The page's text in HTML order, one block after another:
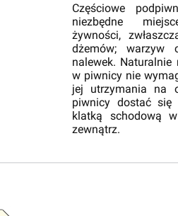
Częściowe
niezbędne
żywności,
dżemów; warzyw
nalewek.
w piwnicy nie
jej utrzymania na
piwnicy dostać
klatką schodową
zewnątrz.